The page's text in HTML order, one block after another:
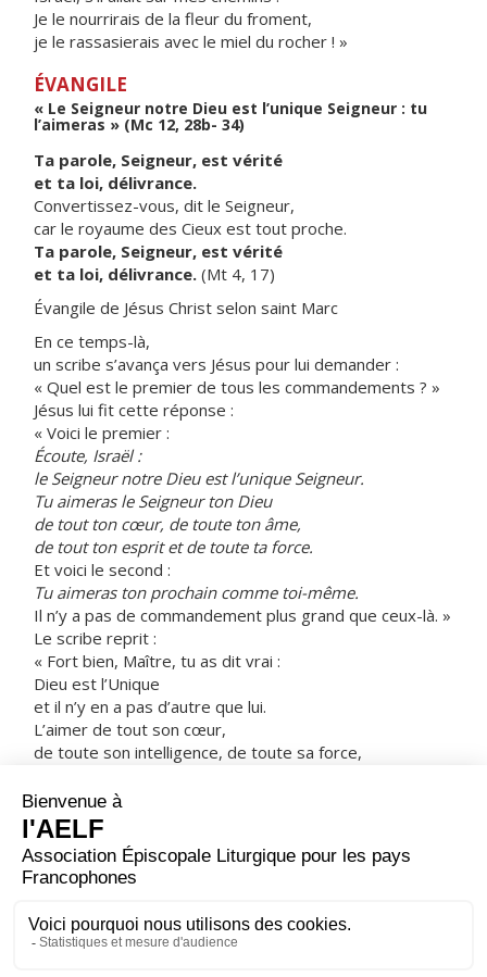
Je le nourrirais de la fleur du froment,
je le rassasierais avec le miel du rocher ! »
ÉVANGILE
« Le Seigneur notre Dieu est l’unique Seigneur : tu
l’aimeras » (Mc 12, 28b- 34)
Ta parole, Seigneur, est vérité
et ta loi, délivrance.
Convertissez-vous, dit le Seigneur,
car le royaume des Cieux est tout proche.
Ta parole, Seigneur, est vérité
et ta loi, délivrance. (Mt 4, 17)
Évangile de Jésus Christ selon saint Marc
En ce temps-là,
un scribe s’avança vers Jésus pour lui demander :
« Quel est le premier de tous les commandements ? »
Jésus lui fit cette réponse :
« Voici le premier :
Écoute, Israël :
le Seigneur notre Dieu est l’unique Seigneur.
Tu aimeras le Seigneur ton Dieu
de tout ton cœur, de toute ton âme,
de tout ton esprit et de toute ta force.
Et voici le second :
Tu aimeras ton prochain comme toi-même.
Il n’y a pas de commandement plus grand que ceux-là. »
Le scribe reprit :
« Fort bien, Maître, tu as dit vrai :
Dieu est l’Unique
et il n’y en a pas d’autre que lui.
L’aimer de tout son cœur,
de toute son intelligence, de toute sa force,
vaut mieux que toute offrande d’holocaustes et de
sacrifices. »
Jésus, voyant qu’il avait fait une remarque judicieuse, lui
dit :
« Tu n’es pas loin du royaume de Dieu. »
Et personne n’osait plus l’interroger.
– Acclamons la Parole de Dieu.